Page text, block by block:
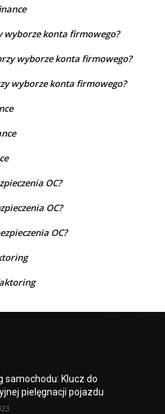
wyborze konta firmowego?
wyborze konta firmowego?
wyborze konta firmowego?
OC?
OC?
OC?
samochodu: Klucz do
pielęgnacji pojazdu